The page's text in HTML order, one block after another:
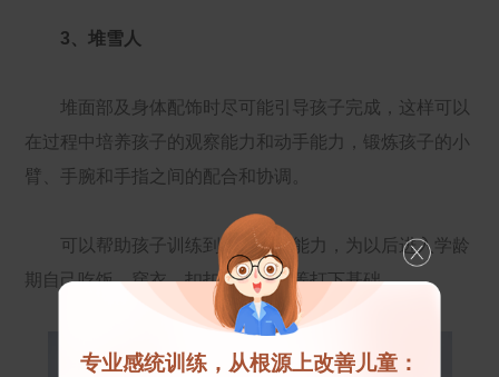
3、堆雪人
堆面部及身体配饰时尽可能引导孩子完成，这样可以
在过程中培养孩子的观察能力和动手能力，锻炼孩子的小
臂、手腕和手指之间的配合和协调。
可以帮助孩子训练到精细动作能力，为以后进入学龄
期自己吃饭、穿衣、扣扣子、写字等打下基础。
专业感统训练，从根源上改善儿童：